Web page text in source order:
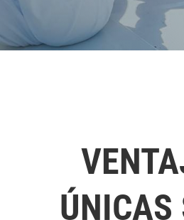
ÚNICAS